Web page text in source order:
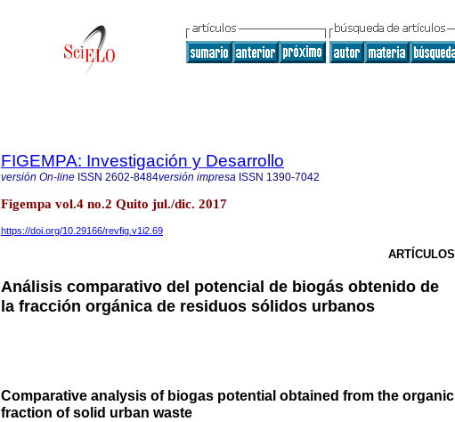
FIGEMPA: Investigación y Desarrollo
versión On-line ISSN 2602-8484versión impresa ISSN 1390-7042
Figempa vol.4 no.2 Quito jul./dic. 2017
https://doi.org/10.29166/revfig.v1i2.69
ARTÍCULOS
Análisis comparativo del potencial de biogás obtenido de
la fracción orgánica de residuos sólidos urbanos
Comparative analysis of biogas potential obtained from the organic
fraction of solid urban waste